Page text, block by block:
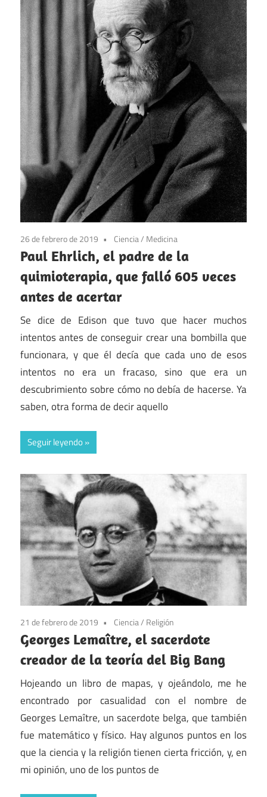
26 de febrero de 2019 Ciencia/ Medicina
Paul Ehrlich, el padre de la
quimioterapia, que falló 605 veces
antes de acertar
Se dice de Edison que tuvo que hacer muchos
intentos antes de conseguir crear una bombilla que
funcionara, y que él decía que cada uno de esos
intentos no era un fracaso, sino que era un
descubrimiento sobre cómo no debía de hacerse. Ya
saben, otra forma de decir aquello
Seguir leyendo
21 de febrero de 2019 Ciencia/ Religión
Georges Lemaître, el sacerdote
creador de la teoría del Big Bang
Hojeando un libro de mapas, y ojeándolo, me he
encontrado por casualidad con el nombre de
Georges Lemaître, un sacerdote belga, que también
fue matemático y físico. Hay algunos puntos en los
que la ciencia y la religión tienen cierta fricción, y, en
mi opinión, uno de los puntos de